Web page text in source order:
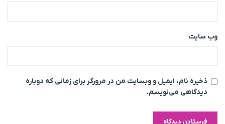
وب‌ سایت
ذخیره نام، ایمیل و وبسایت من در مرورگر برای زمانی که دوباره
دیدگاهی می‌نویسم.